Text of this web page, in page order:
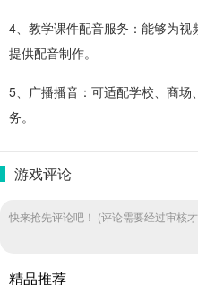
4、教学课件配音服务：能够为
提供配音制作。
5、广播播音：可适配学校、商
务。
游戏评论
快来抢先评论吧！ (评论需要经过审核
精品推荐